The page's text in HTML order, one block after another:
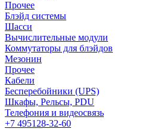
Прочее
Блэйд системы
Шасси
Вычислительные модули
Коммутаторы для блэйдов
Мезонин
Прочее
Кабели
Бесперебойники (UPS)
Шкафы, Рельсы, PDU
Телефония и видеосвязь
+7 495128-32-60